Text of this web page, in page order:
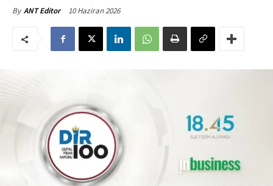
By ANT Editor 10 Haziran 2026